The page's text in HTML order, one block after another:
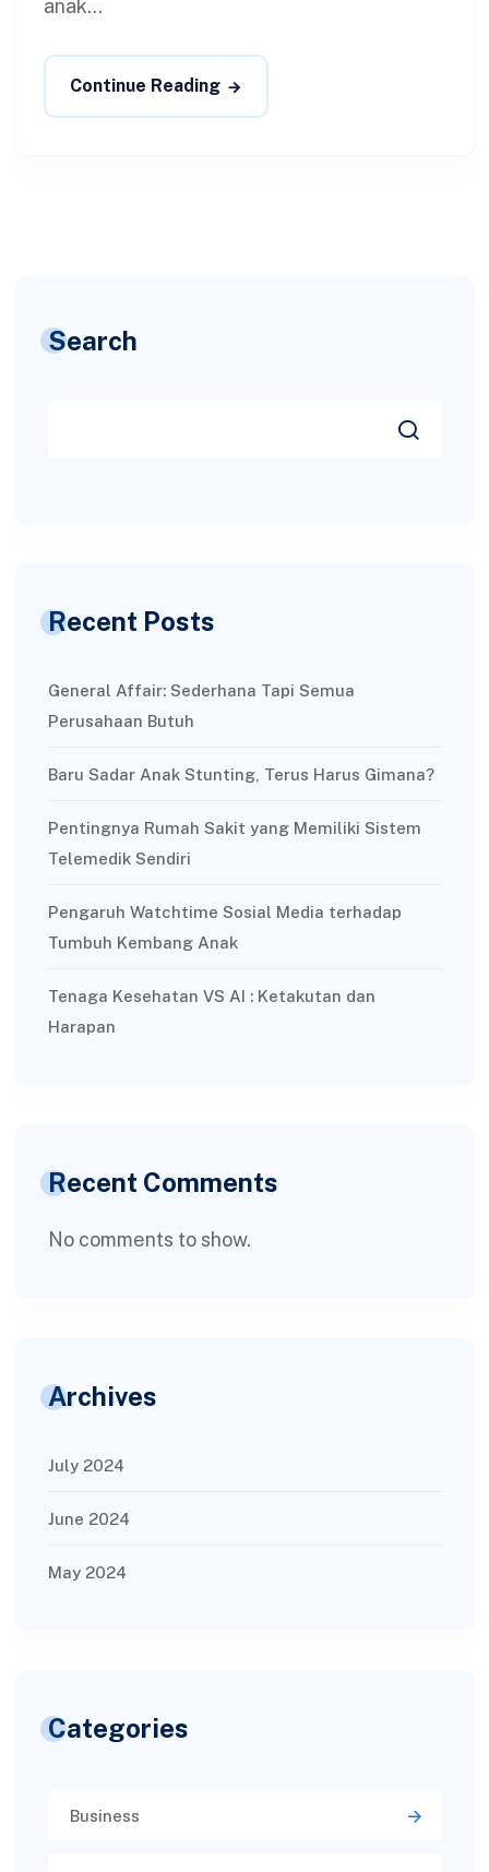
anak...
Continue Reading
Search
Recent Posts
General Affair: Sederhana Tapi Semua
Perusahaan Butuh
Baru Sadar Anak Stunting, Terus Harus Gimana?
Pentingnya Rumah Sakit yang Memiliki Sistem
Telemedik Sendiri
Pengaruh Watchtime Sosial Media terhadap
Tumbuh Kembang Anak
Tenaga Kesehatan VS AI : Ketakutan dan
Harapan
Recent Comments
No comments to show.
Archives
July 2024
June 2024
May 2024
Categories
Business